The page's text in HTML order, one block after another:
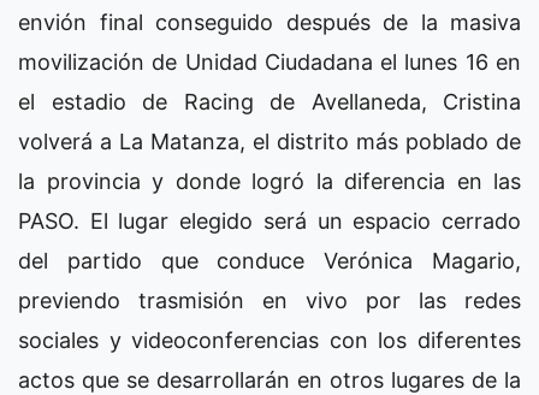
envión final conseguido después de la masiva
movilización de Unidad Ciudadana el lunes 16 en
el estadio de Racing de Avellaneda, Cristina
volverá a La Matanza, el distrito más poblado de
la provincia y donde logró la diferencia en las
PASO. El lugar elegido será un espacio cerrado
del partido que conduce Verónica Magario,
previendo trasmisión en vivo por las redes
sociales y videoconferencias con los diferentes
actos que se desarrollarán en otros lugares de la